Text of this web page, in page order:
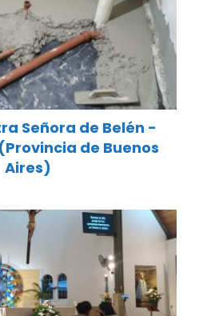
Señora de Belén -
de Buenos
Aires)